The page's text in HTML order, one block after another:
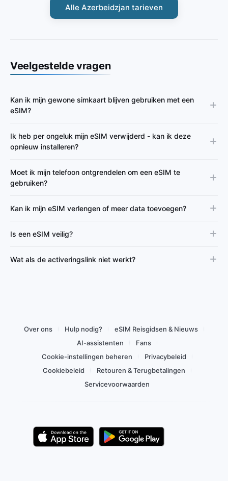
Alle Azerbeidzjan tarieven
Veelgestelde vragen
Kan ik mijn gewone simkaart blijven gebruiken met een
eSIM?
Ik heb per ongeluk mijn eSIM verwijderd - kan ik deze
opnieuw installeren?
Moet ik mijn telefoon ontgrendelen om een eSIM te
gebruiken?
Kan ik mijn eSIM verlengen of meer data toevoegen?
Is een eSIM veilig?
Wat als de activeringslink niet werkt?
Over ons Hulp nodig?
eSIM Reisgidsen & Nieuws
AI-assistenten
Fans
Cookie-instellingen beheren
Privacybeleid
Cookiebeleid
Retouren & Terugbetalingen
Servicevoorwaarden